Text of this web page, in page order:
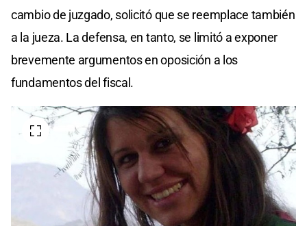
cambio de juzgado, solicitó que se reemplace también
a la jueza. La defensa, en tanto, se limitó a exponer
brevemente argumentos en oposición a los
fundamentos del fiscal.